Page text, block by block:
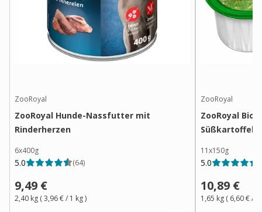
ZooRoyal
ZooRoyal Hunde-Nassfutter mit
Rinderherzen
6x400g
5.0 (64)
9,49 €
2,40 kg (3,96 €/ 1 kg)
ZooRoyal
ZooRoyal Bio
Süßkartoffel
11x150g
5.0
10,89 €
1,65 kg ( 6,60 €/ 1